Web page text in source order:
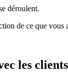
déroulent.
de ce que vous
les